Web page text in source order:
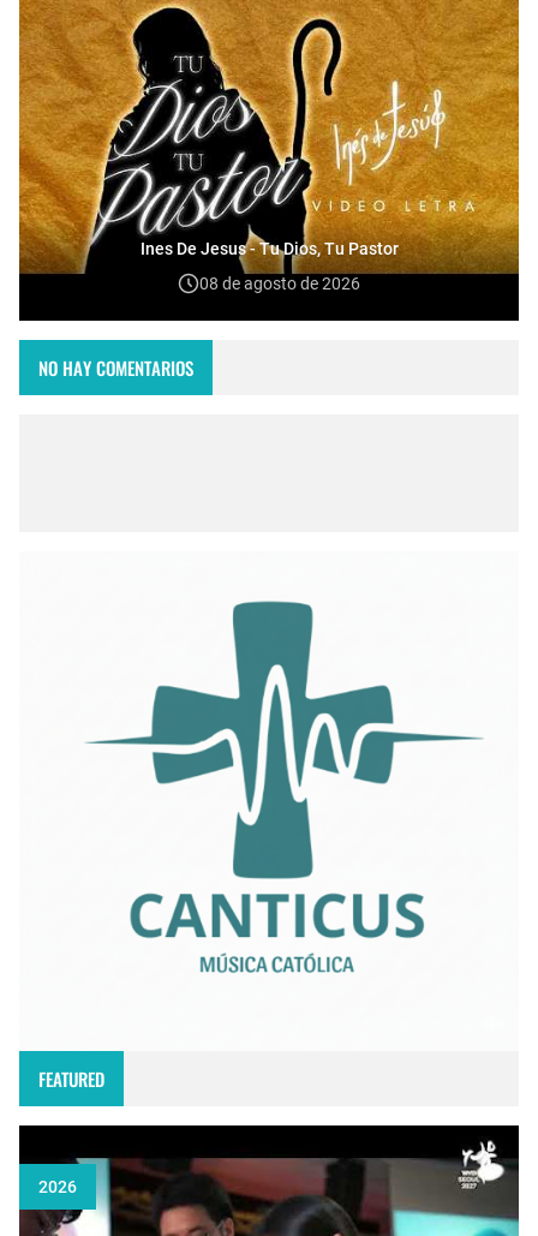
Ines De Jesus - Tu Dios, Tu Pastor
08 de agosto de 2026
NO HAY COMENTARIOS
FEATURED
2026